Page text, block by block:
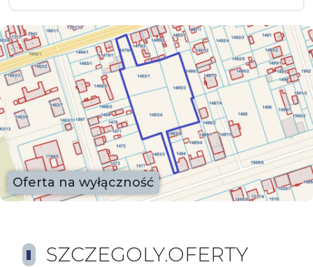
Oferta na wyłączność
SZCZEGOLY.OFERTY